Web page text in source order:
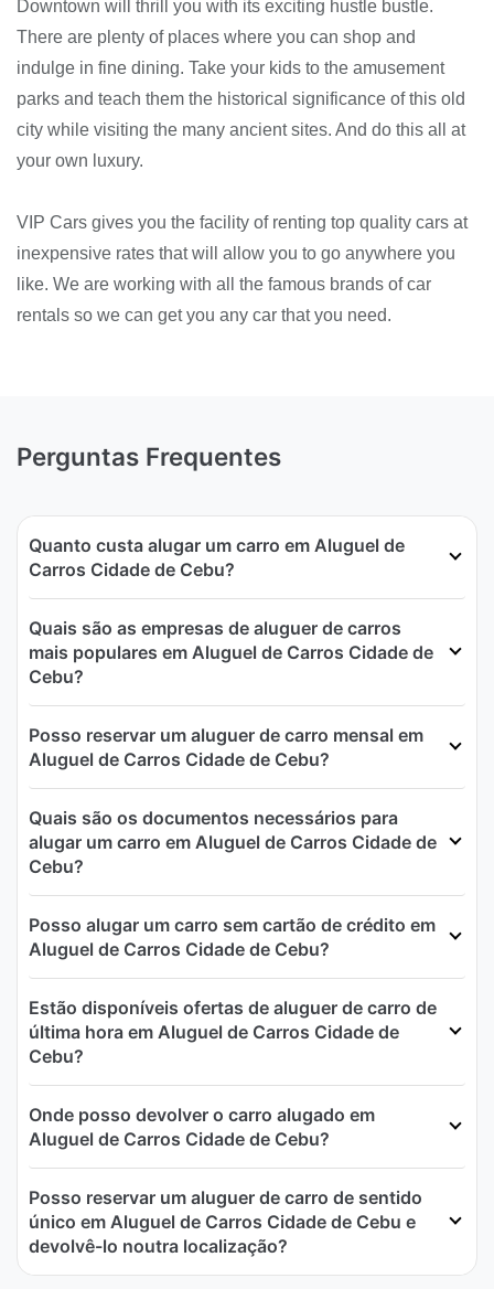
Downtown will thrill you with its exciting hustle bustle.
There are plenty of places where you can shop and
indulge in fine dining. Take your kids to the amusement
parks and teach them the historical significance of this old
city while visiting the many ancient sites. And do this all at
your own luxury.
VIP Cars gives you the facility of renting top quality cars at
inexpensive rates that will allow you to go anywhere you
like. We are working with all the famous brands of car
rentals so we can get you any car that you need.
Perguntas Frequentes
Quanto custa alugar um carro em Aluguel de
Carros Cidade de Cebu?
Quais são as empresas de aluguer de carros
mais populares em Aluguel de Carros Cidade de
Cebu?
Posso reservar um aluguer de carro mensal em
Aluguel de Carros Cidade de Cebu?
Quais são os documentos necessários para
alugar um carro em Aluguel de Carros Cidade de
Cebu?
Posso alugar um carro sem cartão de crédito em
Aluguel de Carros Cidade de Cebu?
Estão disponíveis ofertas de aluguer de carro de
última hora em Aluguel de Carros Cidade de
Cebu?
Onde posso devolver o carro alugado em
Aluguel de Carros Cidade de Cebu?
Posso reservar um aluguer de carro de sentido
único em Aluguel de Carros Cidade de Cebu e
devolvê-lo noutra localização?